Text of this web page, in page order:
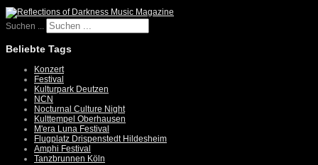
Suchen ...
Beliebte Tags
Konzert
Festival
Kulturpark Deutzen
NCN
Nocturnal Culture Night
Kulttempel Oberhausen
M'era Luna Festival
Flugplatz Drispenstedt Hildesheim
Amphi Festival
Tanzbrunnen Köln